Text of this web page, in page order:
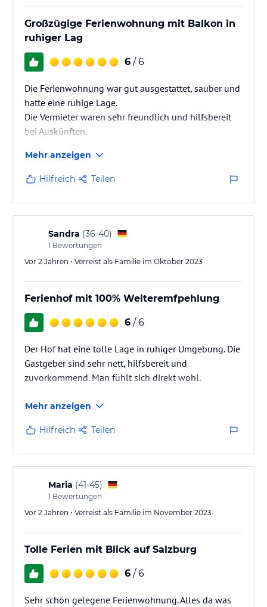
Großzügige Ferienwohnung mit Balkon in
ruhiger Lag
6 / 6
Die Ferienwohnung war gut ausgestattet, sauber und
hatte eine ruhige Lage.
Die Vermieter waren sehr freundlich und hilfsbereit
bei Auskünften.
herumgeführt. Fahrräder, Gasgrill Spielgeräte standen
zur Verfügung. Wir können die Ferienwohnung nur
bestens empfehlen
Mehr anzeigen
Hilfreich Teilen
Sandra (36-40)
1 Bewertungen
Vor 2 Jahren • Verreist als Familie im Oktober 2023
Ferienhof mit 100% Weiteremfpehlung
6 / 6
Der Hof hat eine tolle Lage in ruhiger Umgebung. Die
Gastgeber sind sehr nett, hilfsbereit und
zuvorkommend. Man fühlt sich direkt wohl.
Mehr anzeigen
Hilfreich Teilen
Maria (41-45)
1 Bewertungen
Vor 2 Jahren • Verreist als Familie im November 2023
Tolle Ferien mit Blick auf Salzburg
6 / 6
Sehr schön gelegene Ferienwohnung. Alles da was